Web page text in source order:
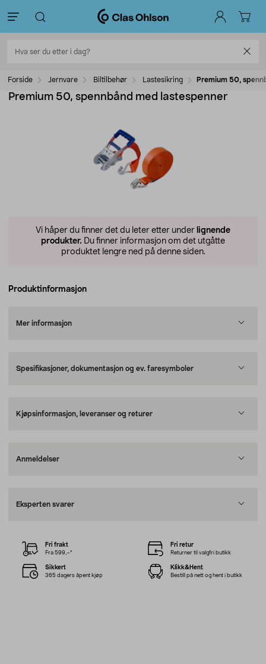
Forside Jernvare Biltilbehør Lastesikring Premium 50,
Premium 50, spennbånd med lastespenner
Vi håper du finner det du leter etter under lignende
produkter. Du finner informasjon om det utgåtte
produktet lengre ned på denne siden.
Produktinformasjon
Mer informasjon
Spesifikasjoner, dokumentasjon og ev. faresymboler
Kjøpsinformasjon, leveranser og returer
Anmeldelser
Eksperten svarer
Fri frakt
Fra 599,–*
Fri retur
Returner til valgfri butikk
Sikkert
365 dagers åpent kjøp
Klikk&Hent
Bestill på nett og hent i butikk